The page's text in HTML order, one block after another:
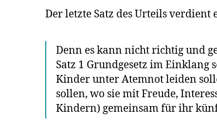
Der letzte Satz des Urteils verdient
Denn es kann nicht richtig und
Satz 1 Grundgesetz im Einklang
Kinder unter Atemnot leiden
sollen, wo sie mit Freude,
Kindern) gemeinsam für ihr